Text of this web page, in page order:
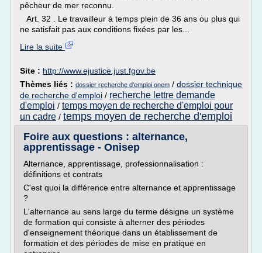
pêcheur de mer reconnu.
Art. 32 . Le travailleur à temps plein de 36 ans ou plus qui
ne satisfait pas aux conditions fixées par les...
Lire la suite
Site : http://www.ejustice.just.fgov.be
Thèmes liés : dossier recherche d'emploi onem / dossier technique
de recherche d'emploi / recherche lettre demande
d'emploi / temps moyen de recherche d'emploi pour
un cadre / temps moyen de recherche d'emploi
Foire aux questions : alternance,
apprentissage - Onisep
Alternance, apprentissage, professionnalisation :
définitions et contrats
C'est quoi la différence entre alternance et apprentissage
?
L'alternance au sens large du terme désigne un système
de formation qui consiste à alterner des périodes
d'enseignement théorique dans un établissement de
formation et des périodes de mise en pratique en